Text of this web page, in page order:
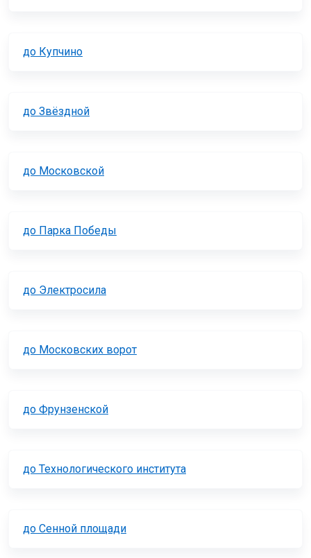
до Купчино
до Звёздной
до Московской
до Парка Победы
до Электросила
до Московских ворот
до Фрунзенской
до Технологического института
до Сенной площади